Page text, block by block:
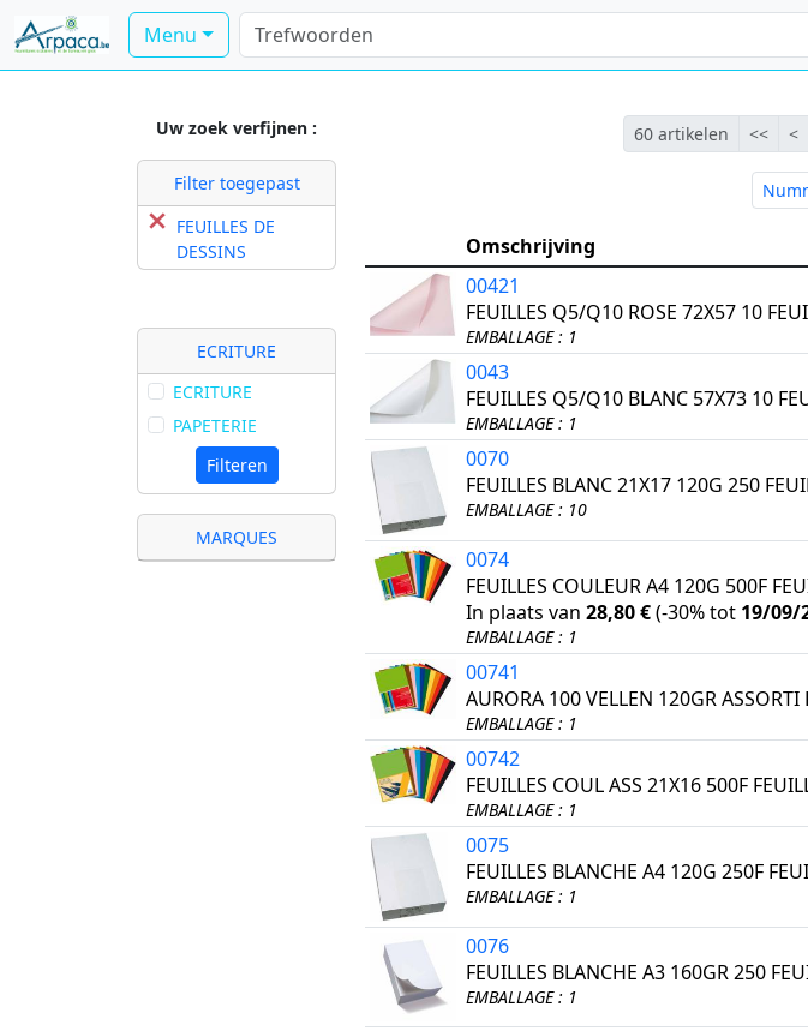
Menu
Uw zoek verfijnen :
Filter toegepast
FEUILLES DE
DESSINS
ECRITURE
ECRITURE
PAPETERIE
Filteren
MARQUES
60 artikelen <<Eerste
<
Omschrijving
00421
FEUILLES Q5/Q10 ROSE 72X57 10
EMBALLAGE : 1
0043
FEUILLES Q5/Q10 BLANC 57X73 10
EMBALLAGE : 1
0070
FEUILLES BLANC 21X17 120G 250
EMBALLAGE : 10
0074
FEUILLES COULEUR A4 120G 500F
In plaats van28,80 €(-30%tot 19/09/
EMBALLAGE : 1
00741
AURORA 100 VELLEN 120GR ASSORTI
EMBALLAGE : 1
00742
FEUILLES COUL ASS 21X16 500F
EMBALLAGE : 1
0075
FEUILLES BLANCHE A4 120G 250F
EMBALLAGE : 1
0076
FEUILLES BLANCHE A3 160GR 250
EMBALLAGE : 1